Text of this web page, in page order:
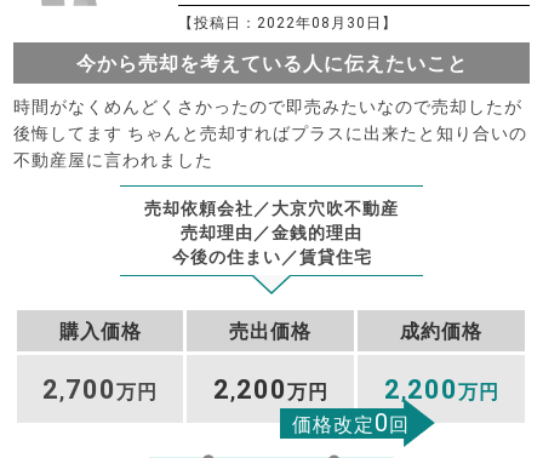
【投稿日：2022年08月30日】
今から売却を考えている人に伝えたいこと
時間がなくめんどくさかったので即売みたいなので売却したが
後悔してます ちゃんと売却すればプラスに出来たと知り合いの
不動産屋に言われました
売却依頼会社／大京穴吹不動産
売却理由／金銭的理由
今後の住まい／賃貸住宅
購入価格 売出価格 成約価格
2,700万円 2,200万円 2,200万円
価格改定0回